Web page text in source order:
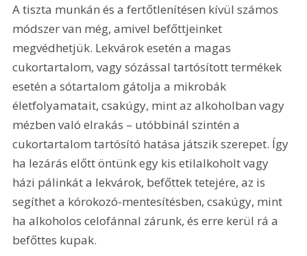
A tiszta munkán és a fertőtlenítésen kívül számos
módszer van még, amivel befőttjeinket
megvédhetjük. Lekvárok esetén a magas
cukortartalom, vagy sózással tartósított termékek
esetén a sótartalom gátolja a mikrobák
életfolyamatait, csakúgy, mint az alkoholban vagy
mézben való elrakás – utóbbinál szintén a
cukortartalom tartósító hatása játszik szerepet. Így
ha lezárás előtt öntünk egy kis etilalkoholt vagy
házi pálinkát a lekvárok, befőttek tetejére, az is
segíthet a kórokozó-mentesítésben, csakúgy, mint
ha alkoholos celofánnal zárunk, és erre kerül rá a
befőttes kupak.